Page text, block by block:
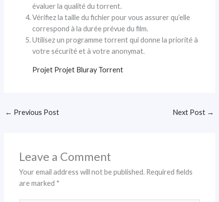
évaluer la qualité du torrent.
Vérifiez la taille du fichier pour vous assurer qu’elle
correspond à la durée prévue du film.
Utilisez un programme torrent qui donne la priorité à
votre sécurité et à votre anonymat.
Projet Projet Bluray Torrent
← Previous Post Next Post →
Leave a Comment
Your email address will not be published. Required fields
are marked *